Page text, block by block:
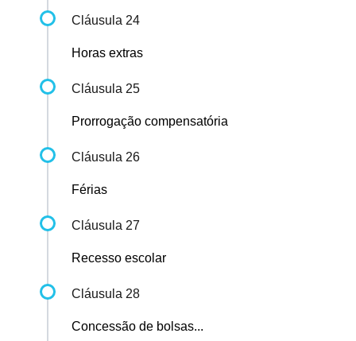
Cláusula 24
Horas extras
Cláusula 25
Prorrogação compensatória
Cláusula 26
Férias
Cláusula 27
Recesso escolar
Cláusula 28
Concessão de bolsas...